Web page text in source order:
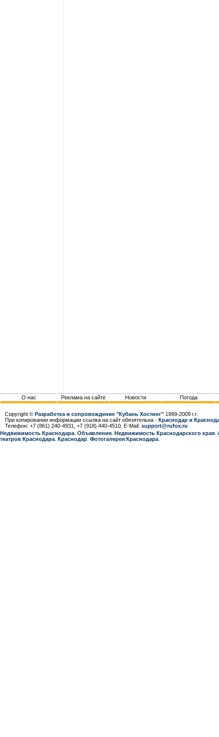
О нас Реклама на сайте Новости Погода
Copyright © Разработка и сопровождение "Кубань Хостинг" 1999-2009 г.г.
При копировании информации ссылка на сайт обязятельна - Краснодар и
Телефон: +7 (861) 240-4931, +7 (918) 440-4510. E-Mail: support@rufox.ru
Недвижимость Краснодара Объявления Недвижимость Краснодарcкого края
театров Краснодара Краснодар Фотогалерея Краснодара